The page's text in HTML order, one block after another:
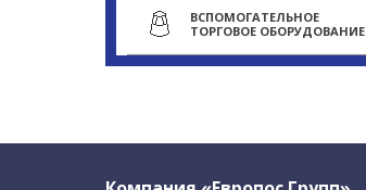
ВСПОМОГАТЕЛЬНОЕ
ТОРГОВОЕ ОБОРУДОВАНИЕ